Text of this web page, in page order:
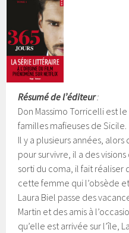
Résumé de l’éditeur:
Don Massimo Torricelli est
familles mafieuses de Sicile.
Il y a plusieurs années, alors
pour survivre, il a des
sorti du coma, il fait réaliser
cette femme qui l’obsède
Laura Biel passe des
Martin et des amis à
qu’elle est arrivée sur l’île,